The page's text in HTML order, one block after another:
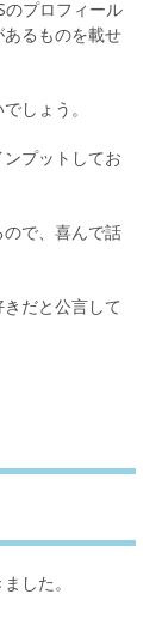
のプロフィール
るものを載せ
しょう。
プットしてお
で、喜んで話
だと公言して
した。